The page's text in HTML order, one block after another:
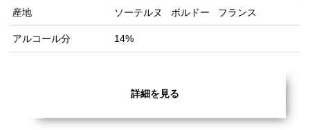
産地 ソーテルヌ ボルドー フランス
アルコール分 14%
詳細を見る